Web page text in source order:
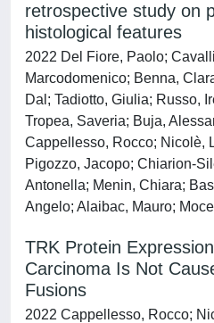
retrospective study on
histological features
2022 Del Fiore, Paolo;
Marcodomenico; Benna,
Dal; Tadiotto, Giulia; Russo,
Tropea, Saveria; Buja,
Cappellesso, Rocco; Nicolè,
Pigozzo, Jacopo; Chiarion-
Antonella; Menin, Chiara;
Angelo; Alaibac, Mauro;
TRK Protein
Carcinoma Is Not
Fusions
2022 Cappellesso, Rocco;